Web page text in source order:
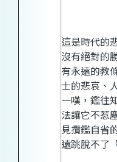
這是時代的
沒有絕對的
有永遠的教
士的悲哀、
一嘆，鑑往
法讓它不惹
見攬鑑自省
遠跳脫不了